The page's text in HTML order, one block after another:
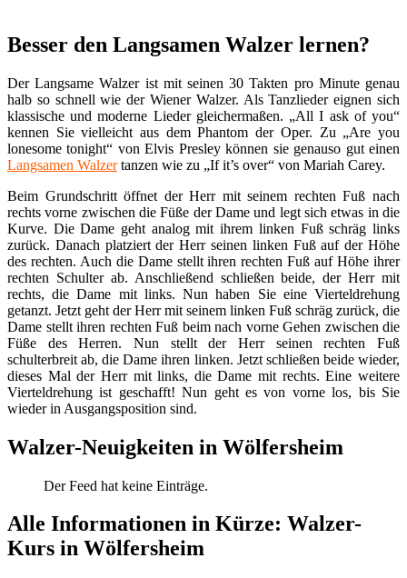
Besser den Langsamen Walzer lernen?
Der Langsame Walzer ist mit seinen 30 Takten pro Minute genau
halb so schnell wie der Wiener Walzer. Als Tanzlieder eignen sich
klassische und moderne Lieder gleichermaßen. „All I ask of you“
kennen Sie vielleicht aus dem Phantom der Oper. Zu „Are you
lonesome tonight“ von Elvis Presley können sie genauso gut einen
Langsamen Walzertanzen wie zu „If it’s over“ von Mariah Carey.
Beim Grundschritt öffnet der Herr mit seinem rechten Fuß nach
rechts vorne zwischen die Füße der Dame und legt sich etwas in die
Kurve. Die Dame geht analog mit ihrem linken Fuß schräg links
zurück. Danach platziert der Herr seinen linken Fuß auf der Höhe
des rechten. Auch die Dame stellt ihren rechten Fuß auf Höhe ihrer
rechten Schulter ab. Anschließend schließen beide, der Herr mit
rechts, die Dame mit links. Nun haben Sie eine Vierteldrehung
getanzt. Jetzt geht der Herr mit seinem linken Fuß schräg zurück, die
Dame stellt ihren rechten Fuß beim nach vorne Gehen zwischen die
Füße des Herren. Nun stellt der Herr seinen rechten Fuß
schulterbreit ab, die Dame ihren linken. Jetzt schließen beide wieder,
dieses Mal der Herr mit links, die Dame mit rechts. Eine weitere
Vierteldrehung ist geschafft! Nun geht es von vorne los, bis Sie
wieder in Ausgangsposition sind.
Walzer-Neuigkeiten in Wölfersheim
Der Feed hat keine Einträge.
Alle Informationen in Kürze: Walzer-
Kurs in Wölfersheim